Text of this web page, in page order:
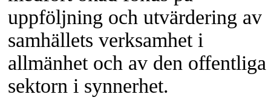
uppföljning och utvärdering av
samhällets verksamhet i
allmänhet och av den offentliga
sektorn i synnerhet.